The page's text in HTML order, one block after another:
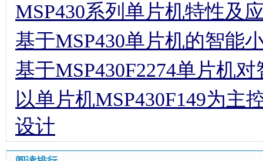
MSP430系列单片机特性及
基于MSP430单片机的智能
基于MSP430F2274单片机
以单片机MSP430F149为
设计